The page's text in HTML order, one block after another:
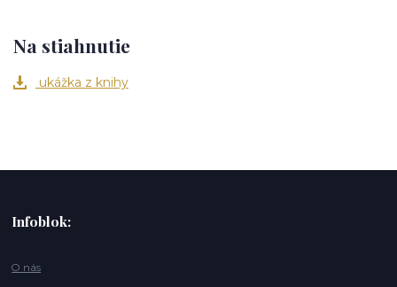
Na stiahnutie
ukážka z knihy
Infoblok:
O nás